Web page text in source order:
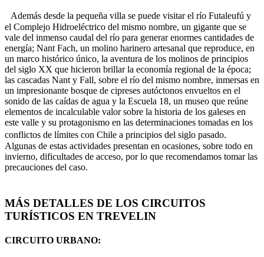
Además desde la pequeña villa se puede visitar el río Futaleufú y
el Complejo Hidroeléctrico del mismo nombre, un gigante que se
vale del inmenso caudal del río para generar enormes cantidades de
energía; Nant Fach, un molino harinero artesanal que reproduce, en
un marco histórico único, la aventura de los molinos de principios
del siglo XX que hicieron brillar la economía regional de la época;
las cascadas Nant y Fall, sobre el río del mismo nombre, inmersas en
un impresionante bosque de cipreses autóctonos envueltos en el
sonido de las caídas de agua y la Escuela 18, un museo que reúne
elementos de incalculable valor sobre la historia de los galeses en
este valle y su protagonismo en las determinaciones tomadas en los
conflictos de límites con Chile a principios del siglo pasado.
Algunas de estas actividades presentan en ocasiones, sobre todo en
invierno, dificultades de acceso, por lo que recomendamos tomar las
precauciones del caso.
MÁS DETALLES DE LOS CIRCUITOS
TURÍSTICOS EN TREVELIN
CIRCUITO URBANO: